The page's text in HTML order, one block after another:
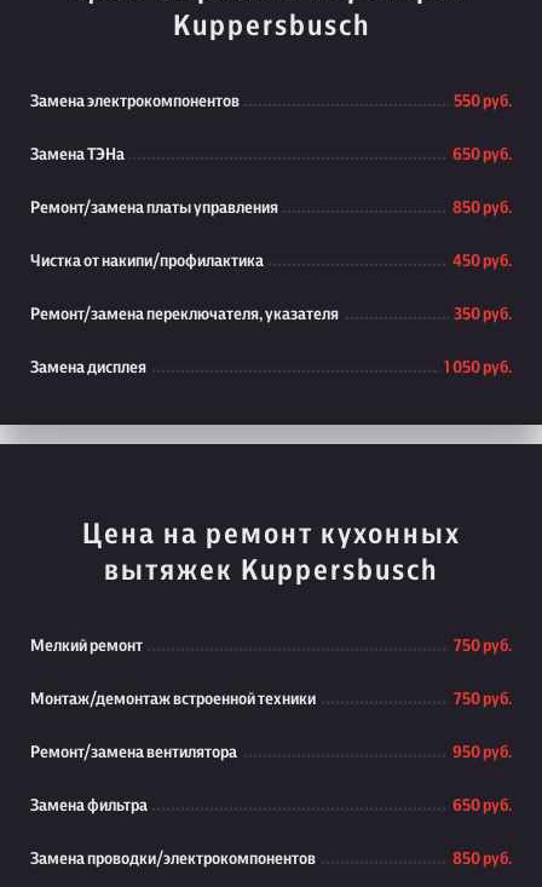
Kuppersbusch
Замена электрокомпонентов 550 руб.
Замена ТЭНа 650 руб.
Ремонт/замена платы управления 850 руб.
Чистка от накипи/профилактика 450 руб.
Ремонт/замена переключателя, указателя 350 руб.
Замена дисплея 1 050 руб.
Цена на ремонт кухонных
вытяжек Kuppersbusch
Мелкий ремонт 750 руб.
Монтаж/демонтаж встроенной техники 750 руб.
Ремонт/замена вентилятора 950 руб.
Замена фильтра 650 руб.
Замена проводки/электрокомпонентов 850 руб.